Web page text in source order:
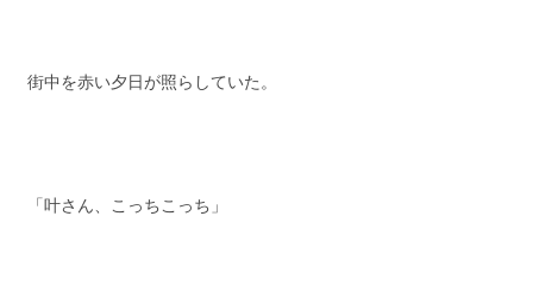
街中を赤い夕日が照らしていた。
「叶さん、こっちこっち」